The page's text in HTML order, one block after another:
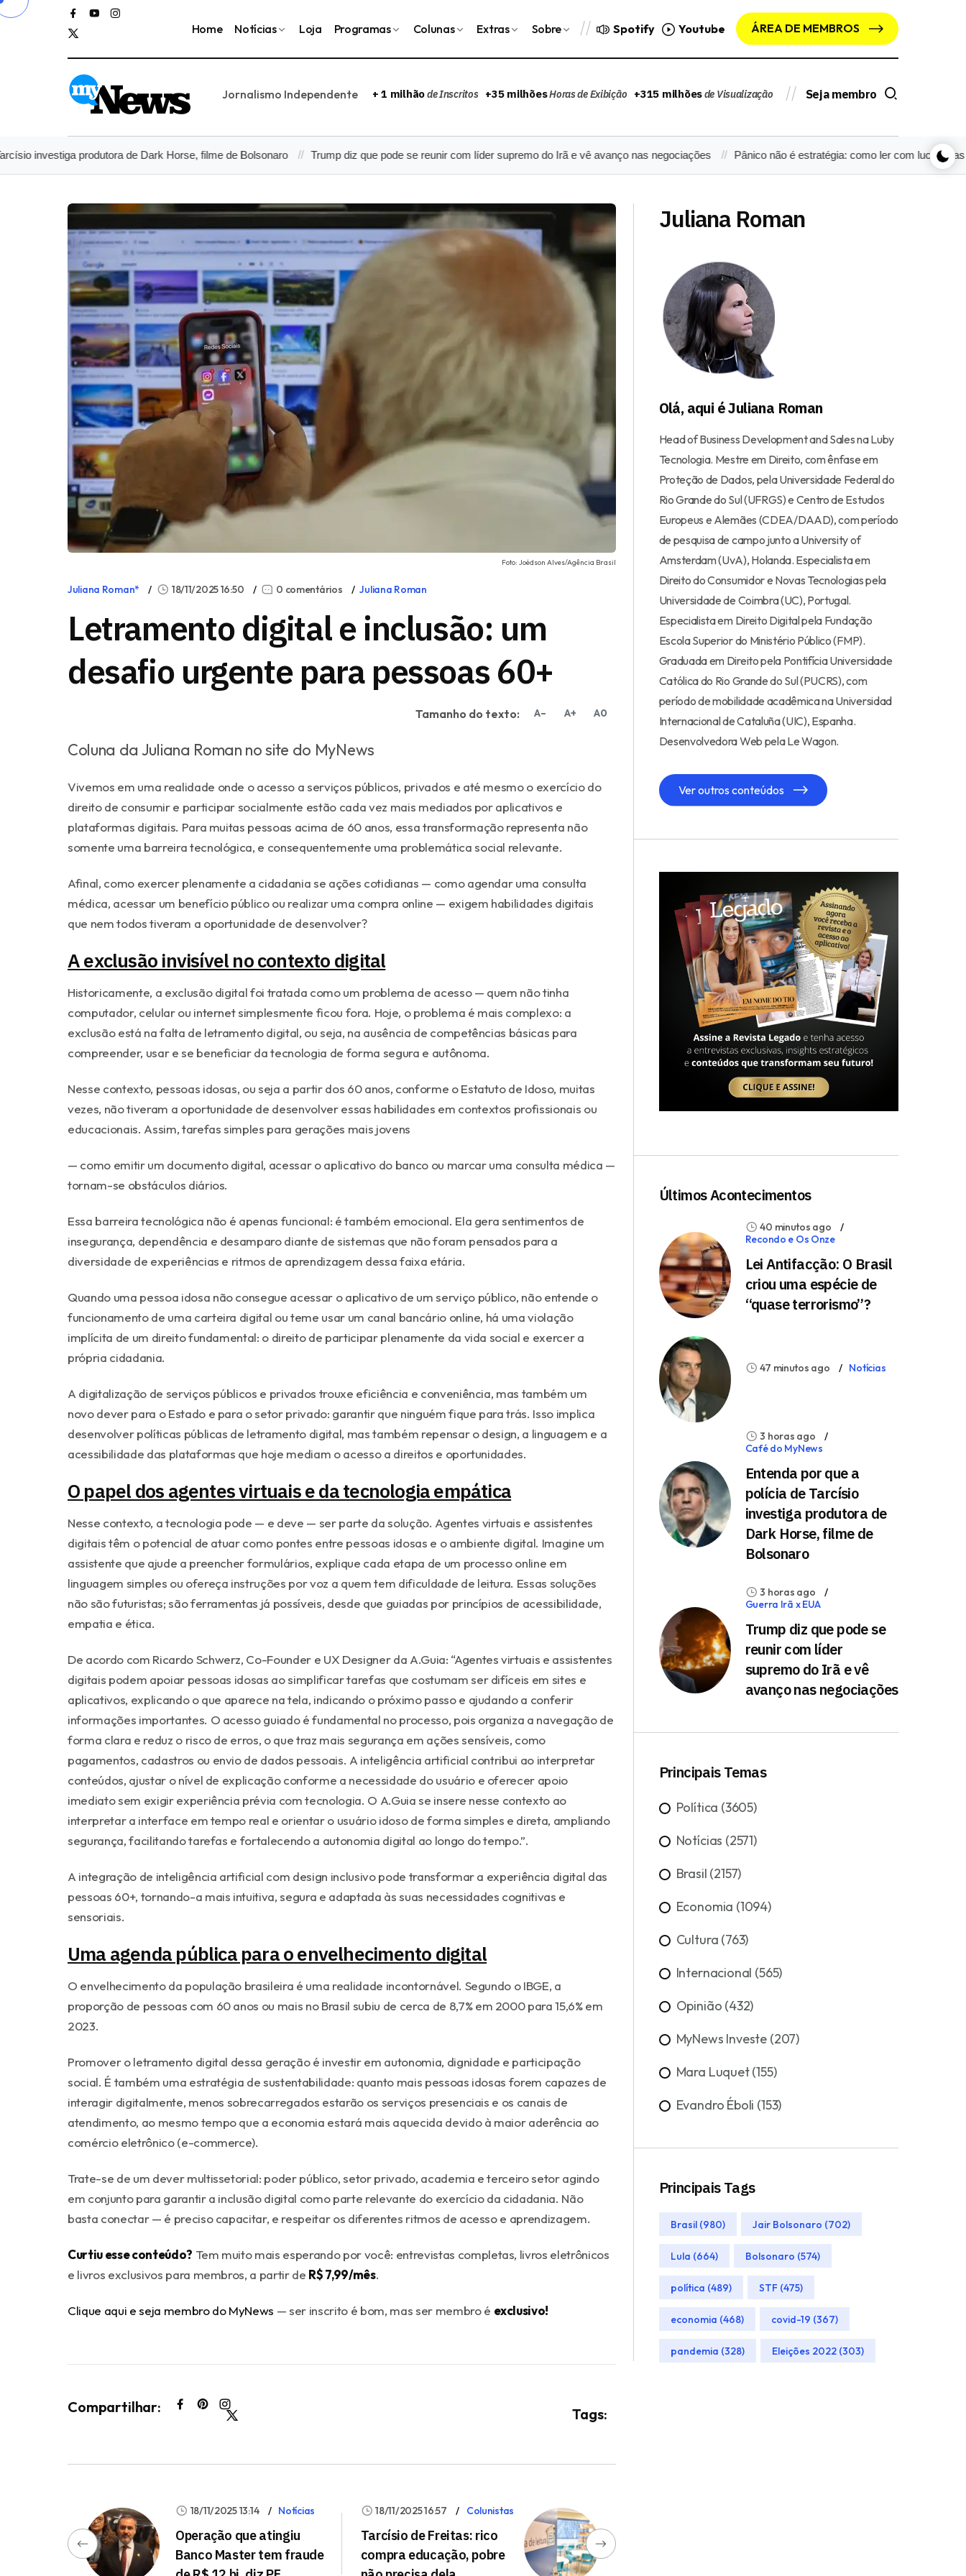
Home Notícias Loja Programas Colunas Extras Sobre Spotify Youtube ÁREA DE MEMBROS
Jornalismo Independente + 1 milhãode Inscritos +35 milhõesHoras de Exibição +315 milhõesde Visualização Seja membro
produtora de Dark Horse, filme de Bolsonaro Trump diz que pode se reunir com líder supremo do Irã e vê avanço nas negociações Pânico não é estratégia: como ler com lucidez as notícias
Foto: Joédson Alves/Agência Brasil
Juliana Roman* 18/11/2025 16:50 0 comentários Juliana Roman
Letramento digital e inclusão: um
desafio urgente para pessoas 60+
Tamanho do texto: A– A+ A0
Coluna da Juliana Roman no site do MyNews
Vivemos em uma realidade onde o acesso a serviços públicos, privados e até mesmo o exercício do
direito de consumir e participar socialmente estão cada vez mais mediados por aplicativos e
plataformas digitais. Para muitas pessoas acima de 60 anos, essa transformação representa não
somente uma barreira tecnológica, e consequentemente uma problemática social relevante.
Afinal, como exercer plenamente a cidadania se ações cotidianas — como agendar uma consulta
médica, acessar um benefício público ou realizar uma compra online — exigem habilidades digitais
que nem todos tiveram a oportunidade de desenvolver?
A exclusão invisível no contexto digital
Historicamente, a exclusão digital foi tratada como um problema de acesso — quem não tinha
computador, celular ou internet simplesmente ficou fora. Hoje, o problema é mais complexo: a
exclusão está na falta de letramento digital, ou seja, na ausência de competências básicas para
compreender, usar e se beneficiar da tecnologia de forma segura e autônoma.
Nesse contexto, pessoas idosas, ou seja a partir dos 60 anos, conforme o Estatuto de Idoso, muitas
vezes, não tiveram a oportunidade de desenvolver essas habilidades em contextos profissionais ou
educacionais. Assim, tarefas simples para gerações mais jovens
— como emitir um documento digital, acessar o aplicativo do banco ou marcar uma consulta médica —
tornam-se obstáculos diários.
Essa barreira tecnológica não é apenas funcional: é também emocional. Ela gera sentimentos de
insegurança, dependência e desamparo diante de sistemas que não foram pensados para a
diversidade de experiências e ritmos de aprendizagem dessa faixa etária.
Quando uma pessoa idosa não consegue acessar o aplicativo de um serviço público, não entende o
funcionamento de uma carteira digital ou teme usar um canal bancário online, há uma violação
implícita de um direito fundamental: o direito de participar plenamente da vida social e exercer a
própria cidadania.
A digitalização de serviços públicos e privados trouxe eficiência e conveniência, mas também um
novo dever para o Estado e para o setor privado: garantir que ninguém fique para trás. Isso implica
desenvolver políticas públicas de letramento digital, mas também repensar o design, a linguagem e a
acessibilidade das plataformas que hoje mediam o acesso a direitos e oportunidades.
O papel dos agentes virtuais e da tecnologia empática
Nesse contexto, a tecnologia pode — e deve — ser parte da solução. Agentes virtuais e assistentes
digitais têm o potencial de atuar como pontes entre pessoas idosas e o ambiente digital. Imagine um
assistente que ajude a preencher formulários, explique cada etapa de um processo online em
linguagem simples ou ofereça instruções por voz a quem tem dificuldade de leitura. Essas soluções
não são futuristas; são ferramentas já possíveis, desde que guiadas por princípios de acessibilidade,
empatia e ética.
De acordo com Ricardo Schwerz, Co-Founder e UX Designer da A.Guia: “Agentes virtuais e assistentes
digitais podem apoiar pessoas idosas ao simplificar tarefas que costumam ser difíceis em sites e
aplicativos, explicando o que aparece na tela, indicando o próximo passo e ajudando a conferir
informações importantes. O acesso guiado é fundamental no processo, pois organiza a navegação de
forma clara e reduz o risco de erros, o que traz mais segurança em ações sensíveis, como
pagamentos, cadastros ou envio de dados pessoais. A inteligência artificial contribui ao interpretar
conteúdos, ajustar o nível de explicação conforme a necessidade do usuário e oferecer apoio
imediato sem exigir experiência prévia com tecnologia. O A.Guia se insere nesse contexto ao
interpretar a interface em tempo real e orientar o usuário idoso de forma simples e direta, ampliando
segurança, facilitando tarefas e fortalecendo a autonomia digital ao longo do tempo.”.
A integração de inteligência artificial com design inclusivo pode transformar a experiência digital das
pessoas 60+, tornando-a mais intuitiva, segura e adaptada às suas necessidades cognitivas e
sensoriais.
Uma agenda pública para o envelhecimento digital
O envelhecimento da população brasileira é uma realidade incontornável. Segundo o IBGE, a
proporção de pessoas com 60 anos ou mais no Brasil subiu de cerca de 8,7% em 2000 para 15,6% em
2023.
Promover o letramento digital dessa geração é investir em autonomia, dignidade e participação
social. É também uma estratégia de sustentabilidade: quanto mais pessoas idosas forem capazes de
interagir digitalmente, menos sobrecarregados estarão os serviços presenciais e os canais de
atendimento, ao mesmo tempo que a economia estará mais aquecida devido à maior aderência ao
comércio eletrônico (e-commerce).
Trate-se de um dever multissetorial: poder público, setor privado, academia e terceiro setor agindo
em conjunto para garantir a inclusão digital como parte relevante do exercício da cidadania. Não
basta conectar — é preciso capacitar, e respeitar os diferentes ritmos de acesso e aprendizagem.
Curtiu esse conteúdo? Tem muito mais esperando por você: entrevistas completas, livros eletrônicos
e livros exclusivos para membros, a partir de R$ 7,99/mês.
Clique aqui e seja membro do MyNews — ser inscrito é bom, mas ser membro é exclusivo!
Compartilhar: Tags:
18/11/2025 13:14 Notícias
Operação que atingiu
Banco Master tem fraude
18/11/2025 16:57 Colunistas
Tarcísio de Freitas: rico
compra educação, pobre
Juliana Roman
Olá, aqui é Juliana Roman
Head of Business Development and Sales na Luby
Tecnologia. Mestre em Direito, com ênfase em
Proteção de Dados, pela Universidade Federal do
Rio Grande do Sul (UFRGS) e Centro de Estudos
Europeus e Alemães (CDEA/DAAD), com período
de pesquisa de campo junto a University of
Amsterdam (UvA), Holanda. Especialista em
Direito do Consumidor e Novas Tecnologias pela
Universidade de Coimbra (UC), Portugal.
Especialista em Direito Digital pela Fundação
Escola Superior do Ministério Público (FMP).
Graduada em Direito pela Pontifícia Universidade
Católica do Rio Grande do Sul (PUCRS), com
período de mobilidade acadêmica na Universidad
Internacional de Cataluña (UIC), Espanha.
Desenvolvedora Web pela Le Wagon.
Ver outros conteúdos
Últimos Acontecimentos
40 minutos ago
Recondo e Os Onze
Lei Antifacção: O Brasil
criou uma espécie de
“quase terrorismo”?
47 minutos ago Notícias
3 horas ago
Café do MyNews
Entenda por que a
polícia de Tarcísio
investiga produtora de
Dark Horse, filme de
Bolsonaro
3 horas ago
Guerra Irã x EUA
Trump diz que pode se
reunir com líder
supremo do Irã e vê
avanço nas negociações
Principais Temas
Política (3605)
Notícias (2571)
Brasil (2157)
Economia (1094)
Cultura (763)
Internacional (565)
Opinião (432)
MyNews Investe (207)
Mara Luquet (155)
Evandro Éboli (153)
Principais Tags
Brasil (980) Jair Bolsonaro (702)
Lula (664) Bolsonaro (574)
política (489) STF (475)
economia (468) covid-19 (367)
pandemia (328) Eleições 2022 (303)